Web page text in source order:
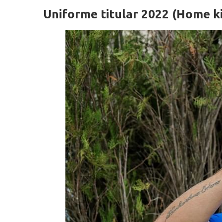
Uniforme titular 2022 (Home